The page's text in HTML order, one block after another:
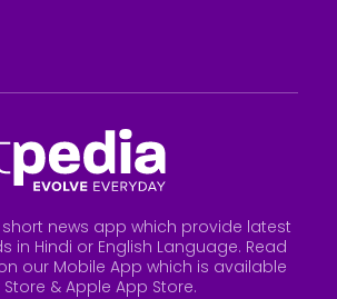
news app which provide latest
in Hindi or English Language. Read
our Mobile App which is available
&Apple App Store.